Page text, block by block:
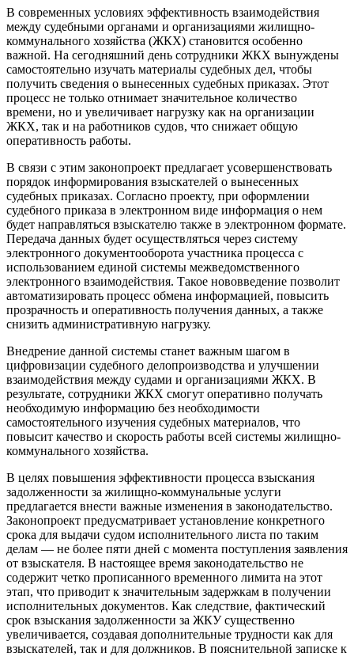
В современных условиях эффективность взаимодействия
между судебными органами и организациями жилищно-
коммунального хозяйства (ЖКХ) становится особенно
важной. На сегодняшний день сотрудники ЖКХ вынуждены
самостоятельно изучать материалы судебных дел, чтобы
получить сведения о вынесенных судебных приказах. Этот
процесс не только отнимает значительное количество
времени, но и увеличивает нагрузку как на организации
ЖКХ, так и на работников судов, что снижает общую
оперативность работы.
В связи с этим законопроект предлагает усовершенствовать
порядок информирования взыскателей о вынесенных
судебных приказах. Согласно проекту, при оформлении
судебного приказа в электронном виде информация о нем
будет направляться взыскателю также в электронном формате.
Передача данных будет осуществляться через систему
электронного документооборота участника процесса с
использованием единой системы межведомственного
электронного взаимодействия. Такое нововведение позволит
автоматизировать процесс обмена информацией, повысить
прозрачность и оперативность получения данных, а также
снизить административную нагрузку.
Внедрение данной системы станет важным шагом в
цифровизации судебного делопроизводства и улучшении
взаимодействия между судами и организациями ЖКХ. В
результате, сотрудники ЖКХ смогут оперативно получать
необходимую информацию без необходимости
самостоятельного изучения судебных материалов, что
повысит качество и скорость работы всей системы жилищно-
коммунального хозяйства.
В целях повышения эффективности процесса взыскания
задолженности за жилищно-коммунальные услуги
предлагается внести важные изменения в законодательство.
Законопроект предусматривает установление конкретного
срока для выдачи судом исполнительного листа по таким
делам — не более пяти дней с момента поступления заявления
от взыскателя. В настоящее время законодательство не
содержит четко прописанного временного лимита на этот
этап, что приводит к значительным задержкам в получении
исполнительных документов. Как следствие, фактический
срок взыскания задолженности за ЖКУ существенно
увеличивается, создавая дополнительные трудности как для
взыскателей, так и для должников. В пояснительной записке к